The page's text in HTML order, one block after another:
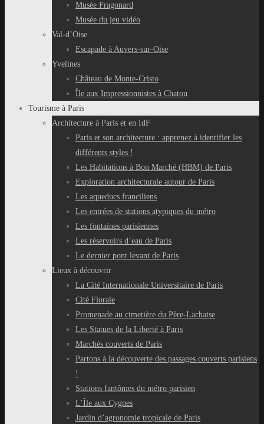
Musée Fragonard
Musée du jeu vidéo
Val-d’Oise
Escapade à Auvers-sur-Oise
Yvelines
Château de Monte-Cristo
Île aux Impressionnistes à Chatou
Tourisme à Paris
Architecture à Paris et en IdF
Paris et son architecture : apprenez à identifier les
différents styles !
Les Habitations à Bon Marché (HBM) de Paris
Exploration architecturale autour de Paris
Les aqueducs franciliens
Les entrées de stations atypiques du métro
Les fontaines parisiennes
Les réservoirs d’eau de Paris
Le dernier pont levant de Paris
Lieux à découvrir
La Cité Internationale Universitaire de Paris
Cité Florale
Promenade au cimetière du Père-Lachaise
Les Statues de la Liberté à Paris
Marchés couverts de Paris
Partons à la découverte des passages couverts parisiens
!
Stations fantômes du métro parisien
L’Île aux Cygnes
Jardin d’agronomie tropicale de Paris